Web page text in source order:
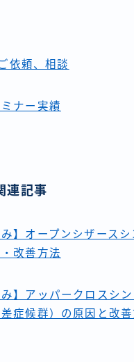
依頼、相談
ナー実績
連記事
み】オープンシザースシ
改善方法
み】アッパークロスシ
症候群）の原因と改善